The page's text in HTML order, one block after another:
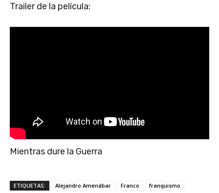
Trailer de la película:
Mientras dure la Guerra
ETIQUETAS: Alejandro Amenábar Franco
franquismo